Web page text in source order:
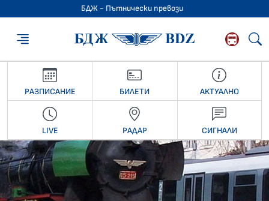
БДЖ - Пътнически превози
БДЖ -
РАЗПИСАНИЕ БИЛЕТИ АКТУАЛНО
LIVE РАДАР СИГНАЛИ